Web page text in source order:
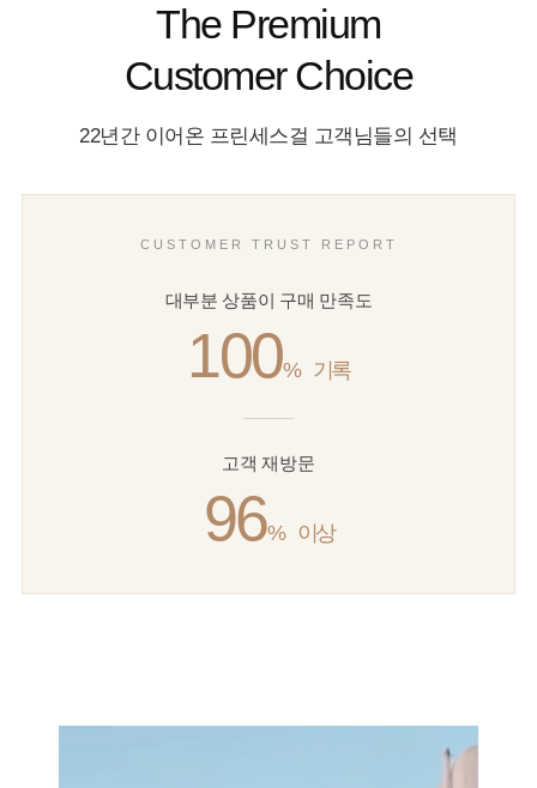
The Premium
Customer Choice
22년간 이어온 프린세스걸 고객님들의 선택
CUSTOMER TRUST REPORT
대부분 상품이 구매 만족도
100% 기록
고객 재방문
96% 이상